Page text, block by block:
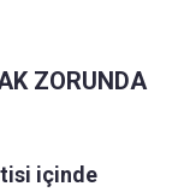
ZORUNDA
içinde